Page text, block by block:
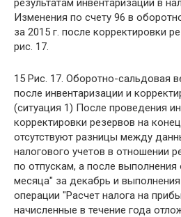
результатам инвентаризации в
Изменения по счету 96 в
за 2015 г. после корректировки
рис. 17.
15 Рис. 17. Оборотно-сальдовая
после инвентаризации и
(ситуация 1) После проведения
корректировки резервов на
отсутствуют разницы между
налогового учетов в отношении
по отпускам, а после
месяца" за декабрь и
операции "Расчет налога на
начисленные в течение года